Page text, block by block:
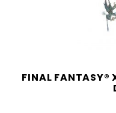
FINAL FANTASY®